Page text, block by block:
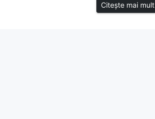
Citește mai mult